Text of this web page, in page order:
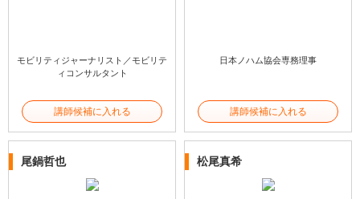
モビリティジャーナリスト／モビリテ
ィコンサルタント
講師候補に入れる
日本ノハム協会専務理事
講師候補に入れる
尾鍋哲也 松尾真希